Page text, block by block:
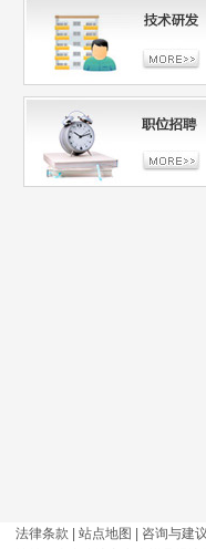
法律条款 站点地图 咨询与建议